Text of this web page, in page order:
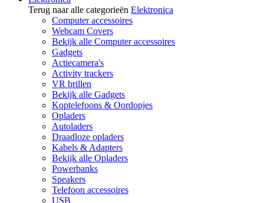
Terug naar alle categorieën Elektronica
Computer accessoires
Webcam Covers
Bekijk alle Computer accessoires
Gadgets
Actiecamera's
Activity trackers
VR brillen
Bekijk alle Gadgets
Koptelefoons & Oordopjes
Opladers
Autoladers
Draadloze opladers
Kabels & Adapters
Bekijk alle Opladers
Powerbanks
Speakers
Telefoon accessoires
USB